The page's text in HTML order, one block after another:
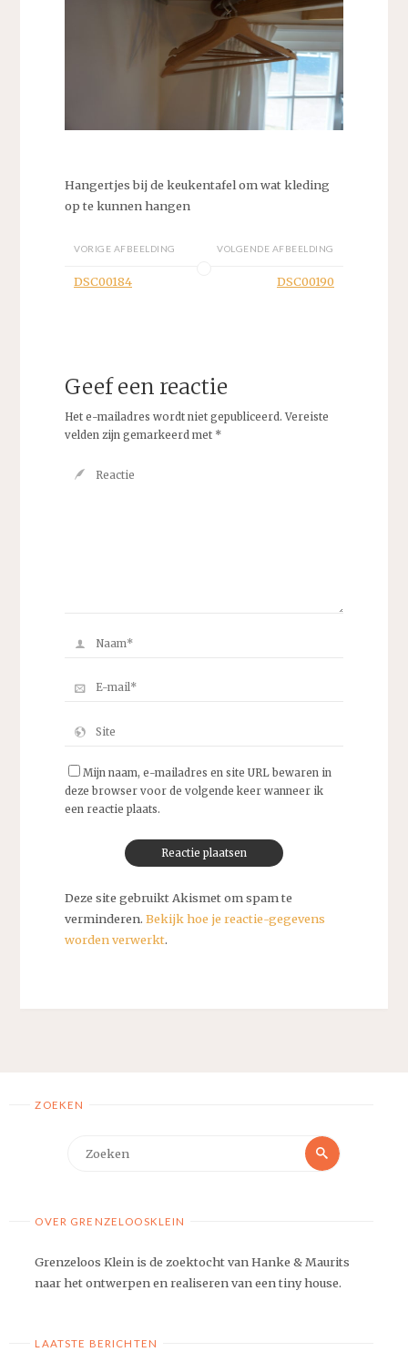
Hangertjes bij de keukentafel om wat kleding
op te kunnen hangen
VORIGE AFBEELDING
DSC00184
VOLGENDE AFBEELDING
DSC00190
Geef een reactie
Het e-mailadres wordt niet gepubliceerd. Vereiste
velden zijn gemarkeerd met *
Mijn naam, e-mailadres en site URL bewaren in
deze browser voor de volgende keer wanneer ik
een reactie plaats.
Deze site gebruikt Akismet om spam te
verminderen. Bekijk hoe je reactie-gegevens
worden verwerkt.
ZOEKEN
Zoeken
OVER GRENZELOOSKLEIN
Grenzeloos Klein is de zoektocht van Hanke & Maurits
naar het ontwerpen en realiseren van een tiny house.
LAATSTE BERICHTEN